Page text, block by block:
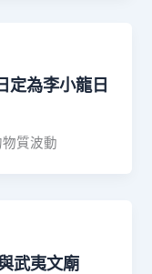
定為李小龍日
質波動
武夷文廟